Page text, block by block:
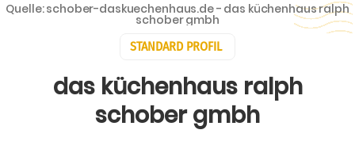
STANDARD PROFIL
das küchenhaus ralph
schober gmbh
Quelle: schober-daskuechenhaus.de - das küchenhaus ralph
schober gmbh